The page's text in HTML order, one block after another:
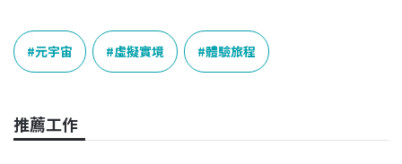
c
e
b
o
k
n
e
r
e
a
n
k
e
n
p
y
L
k
元宇宙 虛擬實境 體驗旅程
推薦工作